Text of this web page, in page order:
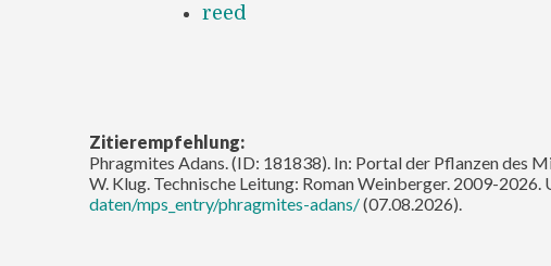
reed
Zitierempfehlung:
Phragmites Adans. (ID: 181838). In: Portal der Pflanzen des
W. Klug. Technische Leitung: Roman Weinberger. 2009-2026.
daten/mps_entry/phragmites-adans/(07.08.2026).